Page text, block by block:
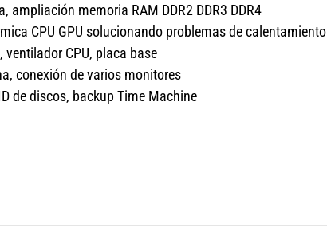
ampliación memoria RAM DDR2 DDR3 DDR4
CPU GPU solucionando problemas de calentamiento
CPU, placa base
conexión de varios monitores
de discos, backup Time Machine